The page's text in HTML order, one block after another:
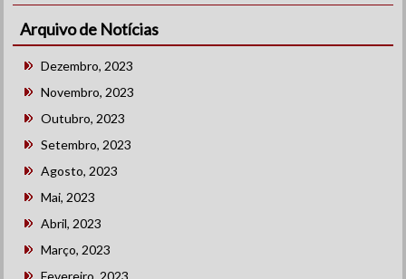
Arquivo de Notícias
Dezembro, 2023
Novembro, 2023
Outubro, 2023
Setembro, 2023
Agosto, 2023
Mai, 2023
Abril, 2023
Março, 2023
Fevereiro, 2023